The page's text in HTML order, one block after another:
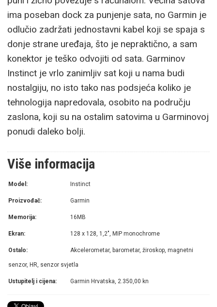
ima poseban dock za punjenje sata, no Garmin je
odlučio zadržati jednostavni kabel koji se spaja s
donje strane uređaja, što je nepraktično, a sam
konektor je teško odvojiti od sata. Garminov
Instinct je vrlo zanimljiv sat koji u nama budi
nostalgiju, no isto tako nas podsjeća koliko je
tehnologija napredovala, osobito na području
zaslona, koji su na ostalim satovima u Garminovoj
ponudi daleko bolji.
Više informacija
Model: Instinct
Proizvođač: Garmin
Memorija: 16MB
Ekran: 128 x 128, 1,2", MIP monochrome
Ostalo: Akcelerometar, barometar, žiroskop, magnetni
senzor, HR, senzor svjetla
Ustupitelj i cijena: Garmin Hrvatska, 2.350,00 kn